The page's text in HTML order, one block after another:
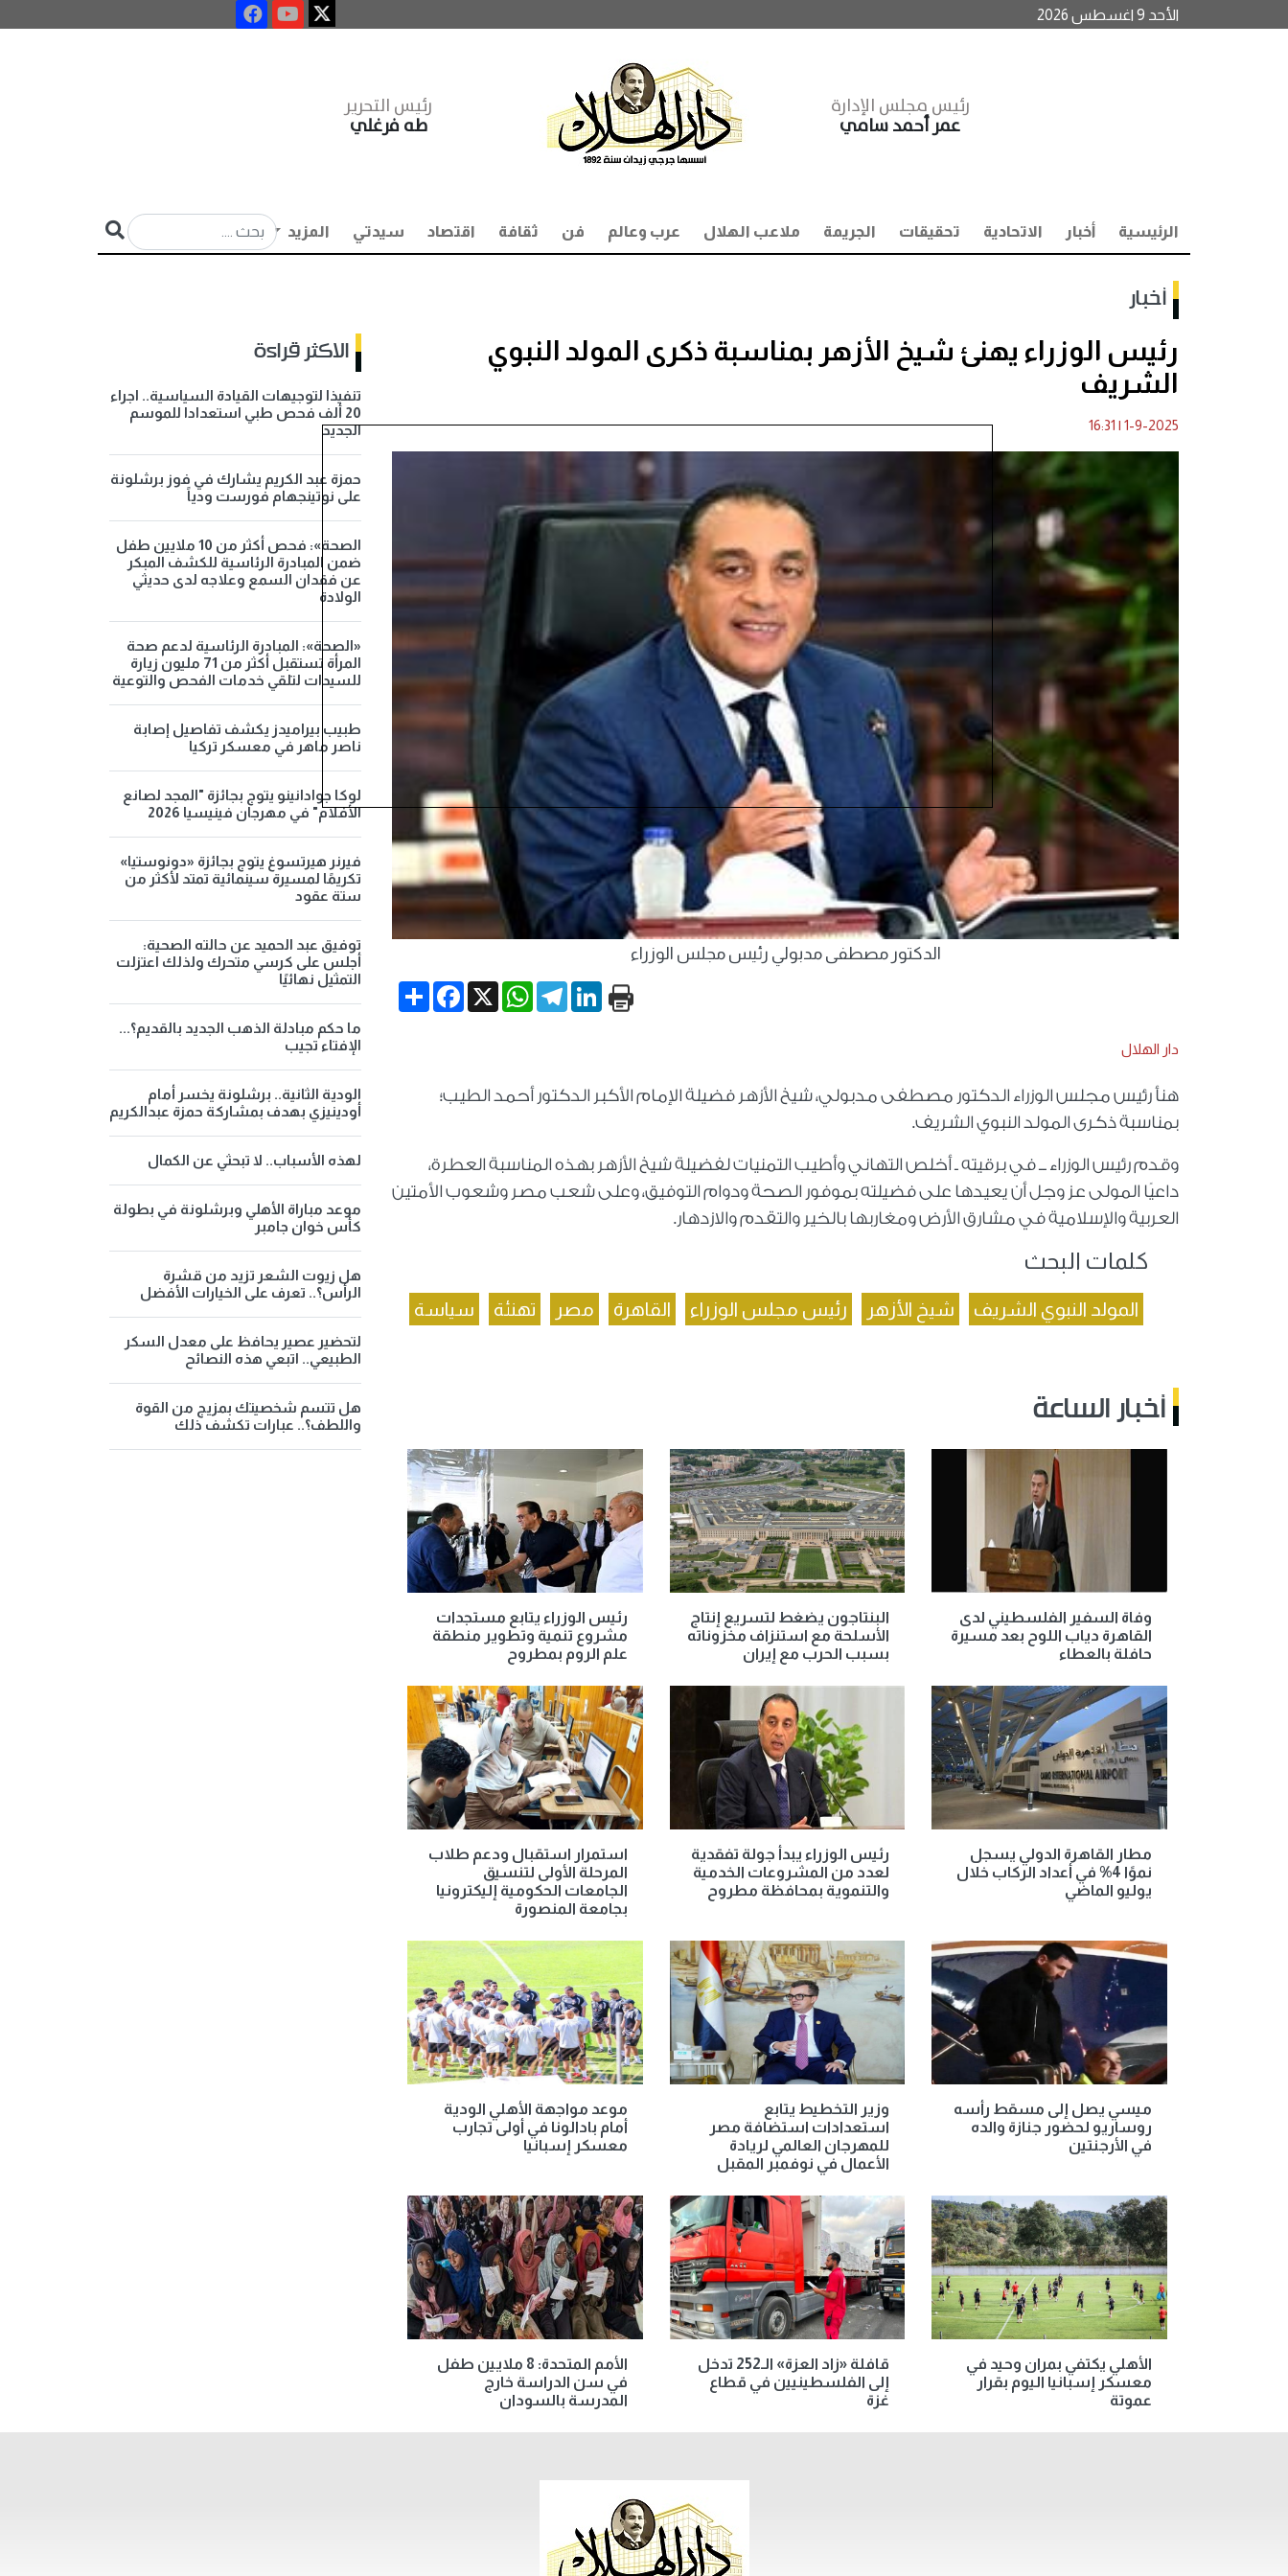
الأحد 9 اغسطس 2026
رئيس مجلس الإدارة
عمر أحمد سامي
رئيس التحرير
طه فرغلي
الرئيسية أخبار الاتحادية تحقيقات الجريمة ملاعب الهلال عرب وعالم فن ثقافة اقتصاد سيدتي المزيد
أخبار
رئيس الوزراء يهنئ شيخ الأزهر بمناسبة ذكرى المولد النبوي
الشريف
1-9-2025
|
16:31
الدكتور مصطفى مدبولي رئيس مجلس الوزراء
Share
Facebook X
WhatsApp
TelegramLinkedIn
دار الهلال
هنأ رئيس مجلس الوزراء الدكتور مصطفى مدبولي، شيخ الأزهر فضيلة الإمام الأكبر الدكتور أحمد الطيب؛
بمناسبة ذكرى المولد النبوي الشريف.
وقدم رئيس الوزراء ــ في برقيته ـ أخلص التهاني وأطيب التمنيات لفضيلة شيخ الأزهر بهذه المناسبة العطرة،
داعيًا المولى عز وجل أن يعيدها على فضيلته بموفور الصحة ودوام التوفيق، وعلى شعب مصر وشعوب الأمتين
العربية والإسلامية في مشارق الأرض ومغاربها بالخير والتقدم والازدهار.
كلمات البحث
المولد النبوي الشريف شيخ الأزهر رئيس مجلس الوزراء القاهرة مصر تهنئة سياسة
أخبار الساعة
وفاة السفير الفلسطيني لدى
القاهرة دياب اللوح بعد مسيرة
حافلة بالعطاء
البنتاجون يضغط لتسريع إنتاج
الأسلحة مع استنزاف مخزوناته
بسبب الحرب مع إيران
رئيس الوزراء يتابع مستجدات
مشروع تنمية وتطوير منطقة
علم الروم بمطروح
مطار القاهرة الدولي يسجل
نموًا 4% في أعداد الركاب خلال
يوليو الماضي
رئيس الوزراء يبدأ جولة تفقدية
لعدد من المشروعات الخدمية
والتنموية بمحافظة مطروح
استمرار استقبال ودعم طلاب
المرحلة الأولى لتنسيق
الجامعات الحكومية إليكترونيا
بجامعة المنصورة
ميسي يصل إلى مسقط رأسه
روساريو لحضور جنازة والده
في الأرجنتين
وزير التخطيط يتابع
استعدادات استضافة مصر
للمهرجان العالمي لريادة
الأعمال في نوفمبر المقبل
موعد مواجهة الأهلي الودية
أمام بادالونا في أولى تجارب
معسكر إسبانيا
الأهلي يكتفي بمران وحيد في
معسكر إسبانيا اليوم بقرار
عموتة
قافلة «زاد العزة» الـ252 تدخل
إلى الفلسطينيين في قطاع
غزة
الأمم المتحدة: 8 ملايين طفل
في سن الدراسة خارج
المدرسة بالسودان
الاكثر قراءة
تنفيذا لتوجيهات القيادة السياسية.. اجراء
20 ألف فحص طبي استعدادا للموسم
الجديد
حمزة عبد الكريم يشارك في فوز برشلونة
على نوتينجهام فورست ودياً
الصحة»: فحص أكثر من 10 ملايين طفل
ضمن المبادرة الرئاسية للكشف المبكر
عن فقدان السمع وعلاجه لدى حديثي
الولادة
«الصحة»: المبادرة الرئاسية لدعم صحة
المرأة تستقبل أكثر من 71 مليون زيارة
للسيدات لتلقي خدمات الفحص والتوعية
طبيب بيراميدز يكشف تفاصيل إصابة
ناصر ماهر في معسكر تركيا
لوكا جوادانينو يتوج بجائزة "المجد لصانع
الأفلام" في مهرجان فينيسيا 2026
فيرنر هيرتسوغ يتوج بجائزة «دونوستيا»
تكريمًا لمسيرة سينمائية تمتد لأكثر من
ستة عقود
توفيق عبد الحميد عن حالته الصحية:
أجلس على كرسي متحرك ولذلك اعتزلت
التمثيل نهائيًا
ما حكم مبادلة الذهب الجديد بالقديم؟...
الإفتاء تجيب
الودية الثانية.. برشلونة يخسر أمام
أودينيزي بهدف بمشاركة حمزة عبدالكريم
لهذه الأسباب.. لا تبحثي عن الكمال
موعد مباراة الأهلي وبرشلونة في بطولة
كأس خوان جامبر
هل زيوت الشعر تزيد من قشرة
الرأس؟.. تعرف على الخيارات الأفضل
لتحضير عصير يحافظ على معدل السكر
الطبيعي.. اتبعي هذه النصائح
هل تتسم شخصيتك بمزيج من القوة
واللطف؟.. عبارات تكشف ذلك